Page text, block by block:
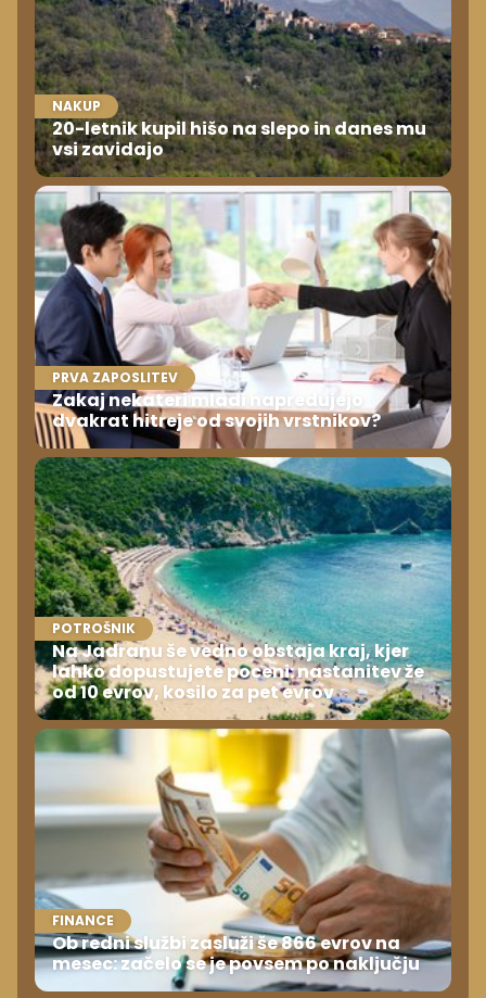
NAKUP
20-letnik kupil hišo na slepo in danes mu
vsi zavidajo
PRVA ZAPOSLITEV
Zakaj nekateri mladi napredujejo
dvakrat hitreje od svojih vrstnikov?
POTROŠNIK
Na Jadranu še vedno obstaja kraj, kjer
lahko dopustujete poceni: nastanitev že
od 10 evrov, kosilo za pet evrov
FINANCE
Ob redni službi zasluži še 866 evrov na
mesec: začelo se je povsem po naključju